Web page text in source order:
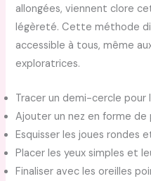
allongées, viennent clore
légèreté. Cette méthode
accessible à tous, même
exploratrices.
Tracer un demi-cercle pour
Ajouter un nez en forme
Esquisser les joues rondes
Placer les yeux simples et
Finaliser avec les oreilles